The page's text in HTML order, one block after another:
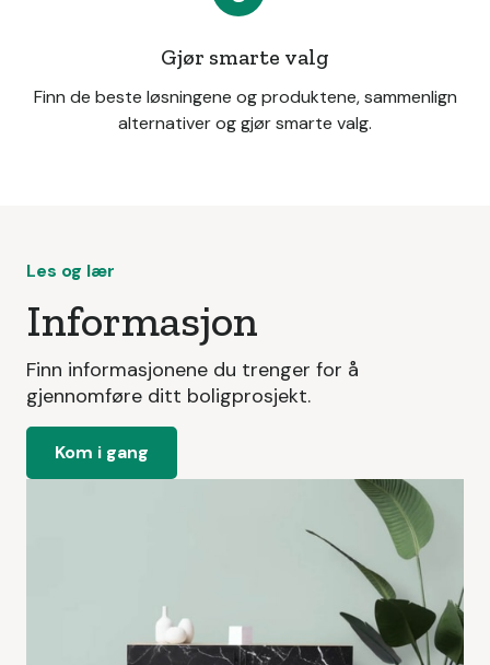
Gjør smarte valg
Finn de beste løsningene og produktene, sammenlign
alternativer og gjør smarte valg.
Les og lær
Informasjon
Finn informasjonene du trenger for å
gjennomføre ditt boligprosjekt.
Kom i gang